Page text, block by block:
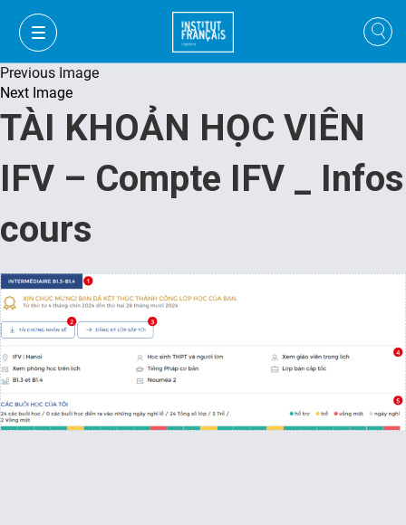
FR
Previous Image
Next Image
TÀI KHOẢN HỌC VIÊN
IFV – Compte IFV _ Infos
cours